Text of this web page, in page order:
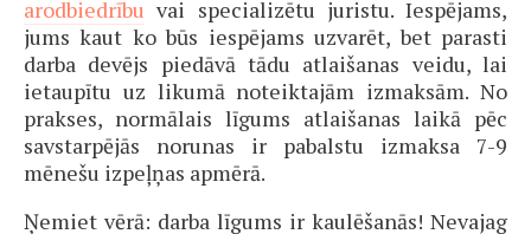
arodbiedrību vai specializētu juristu. Iespējams,
jums kaut ko būs iespējams uzvarēt, bet parasti
darba devējs piedāvā tādu atlaišanas veidu, lai
ietaupītu uz likumā noteiktajām izmaksām. No
prakses, normālais līgums atlaišanas laikā pēc
savstarpējās norunas ir pabalstu izmaksa 7-9
mēnešu izpeļņas apmērā.
Ņemiet vērā: darba līgums ir kaulēšanās! Nevajag